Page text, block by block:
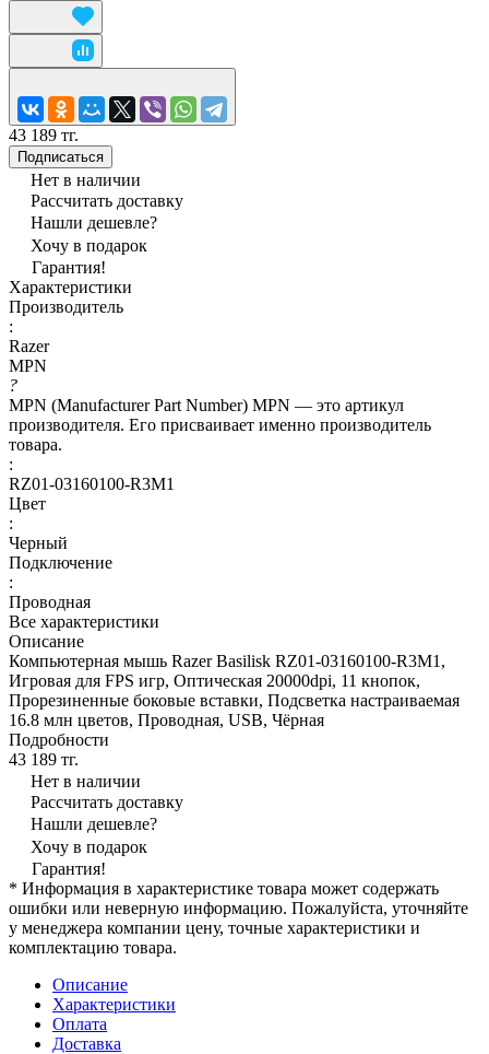
43 189 тг.
Подписаться
Нет в наличии
Рассчитать доставку
Нашли дешевле?
Хочу в подарок
Гарантия!
Характеристики
Производитель
:
Razer
MPN
?
MPN (Manufacturer Part Number) MPN — это артикул
производителя. Его присваивает именно производитель
товара.
:
RZ01-03160100-R3M1
Цвет
:
Черный
Подключение
:
Проводная
Все характеристики
Описание
Компьютерная мышь Razer Basilisk RZ01-03160100-R3M1,
Игровая для FPS игр, Оптическая 20000dpi, 11 кнопок,
Прорезиненные боковые вставки, Подсветка настраиваемая
16.8 млн цветов, Проводная, USB, Чёрная
Подробности
43 189 тг.
Нет в наличии
Рассчитать доставку
Нашли дешевле?
Хочу в подарок
Гарантия!
* Информация в характеристике товара может содержать
ошибки или неверную информацию. Пожалуйста, уточняйте
у менеджера компании цену, точные характеристики и
комплектацию товара.
Описание
Характеристики
Оплата
Доставка